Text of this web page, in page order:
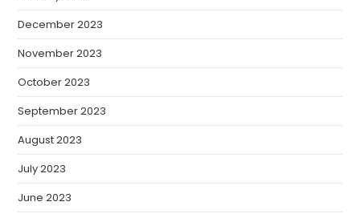
December 2023
November 2023
October 2023
September 2023
August 2023
July 2023
June 2023